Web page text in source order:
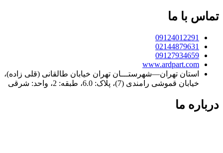
تماس با ما
09124012291
02144879631
09127934659
www.ardpart.com
استان تهران—شهرستـــان تهران خیابان طالقانی (قلی زاده)،
خیابان قموشی رامندی (7)، پلاک: 6.0، طبقه: 2، واحد: شرقی
درباره ما